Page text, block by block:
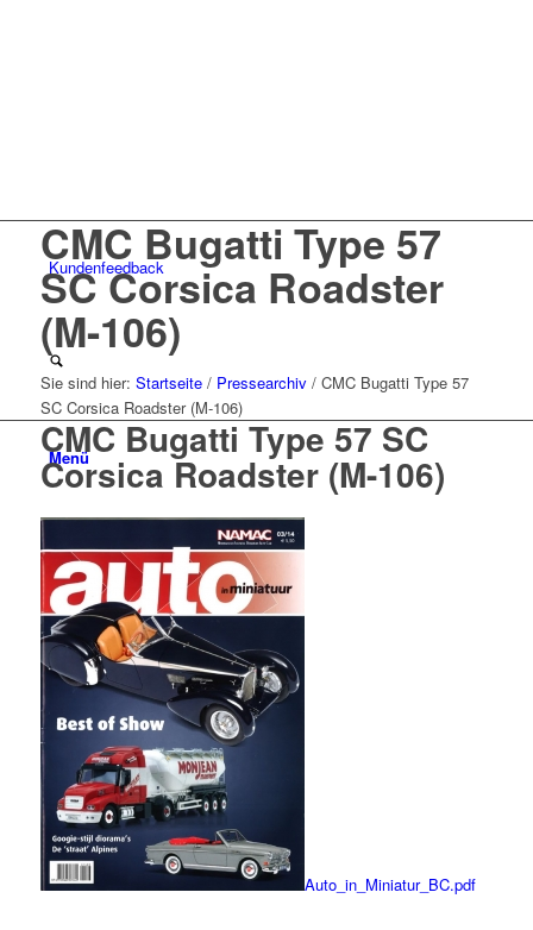
Kundenfeedback
Menü
0
CMC Bugatti Type 57
SC Corsica Roadster
(M-106)
Sie sind hier: Startseite / Pressearchiv / CMC Bugatti Type 57
SC Corsica Roadster (M-106)
CMC Bugatti Type 57 SC
Corsica Roadster (M-106)
Auto_in_Miniatur_BC.pdf